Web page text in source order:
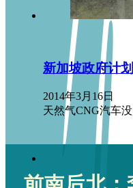
新加坡政府计
2014年3月16日
天然气CNG汽车